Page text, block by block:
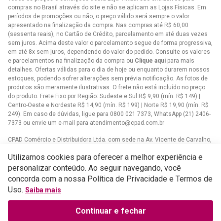
compras no Brasil através do site e não se aplicam as Lojas Físicas. Em
períodos de promoções ou não, o preço válido será sempre o valor
apresentado na finalização da compra. Nas compras até R$ 60,00
(sessenta reais), no Cartão de Crédito, parcelamento em até duas vezes
sem juros. Acima deste valor o parcelamento segue de forma progressiva,
em até 8x sem juros, dependendo do valor do pedido. Consulte os valores
e parcelamentos na finalização da compra ou Clique aqui para mais
detalhes. Ofertas válidas para o dia de hoje ou enquanto durarem nossos
estoques, podendo sofrer alterações sem prévia notificação. As fotos de
produtos são meramente ilustrativas. O frete não está incluído no preço
do produto. Frete Fixo por Região: Sudeste e Sul R$ 9,90 (mín. R$ 149) |
Centro-Oeste e Nordeste R$ 14,90 (mín. R$ 199) | Norte R$ 19,90 (mín. R$
249). Em caso de dúvidas, ligue para 0800 021 7373, WhatsApp (21) 2406-
7373 ou envie um e-mail para atendimento@cpad.com.br
CPAD Comércio e Distribuidora Ltda. com sede na Av. Vicente de Carvalho,
Casa Publicadora das Assembleias de Deus com sede na Av. Brasil,
34.401 - Bangu - CEP 21852-002 - Rio de Janeiro - RJCNPJ
33.608.332/0001-02
Utilizamos cookies para oferecer a melhor experiência e
personalizar conteúdo. Ao seguir navegando, você
concorda com a nossa Política de Privacidade e Termos de
Uso. Saiba mais
Continuar e fechar